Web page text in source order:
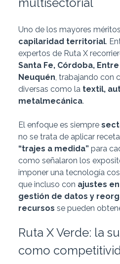
multisectorial
Uno de los mayores
capilaridad territorial.
expertos de Ruta X
Santa Fe, Córdoba,
Neuquén, trabajando con
diversas como la textil,
metalmecánica.
El enfoque es siempre
no se trata de aplicar
“trajes a medida” para
como señalaron los
imponer una tecnología
que incluso con ajustes
gestión de datos y
recursos se pueden
Ruta X Verde: la
como